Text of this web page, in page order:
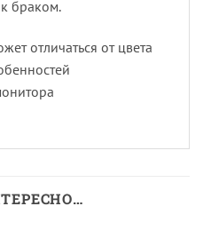
браком.
отличаться от цвета